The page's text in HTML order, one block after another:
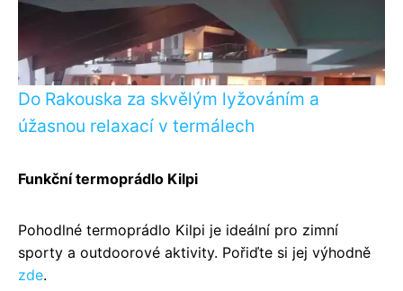
Do Rakouska za skvělým lyžováním a
úžasnou relaxací v termálech
Funkční termoprádlo Kilpi
Pohodlné termoprádlo Kilpi je ideální pro zimní
sporty a outdoorové aktivity. Pořiďte si jej výhodně
zde.